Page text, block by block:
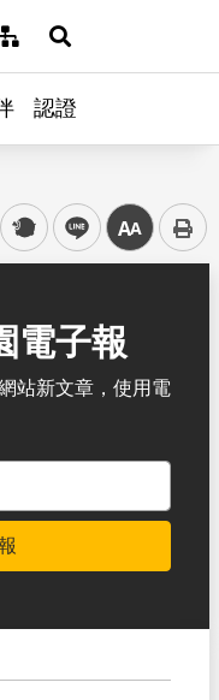
網站導覽展開搜尋
認證
plurk line 中
電子報
站新文章，使用電